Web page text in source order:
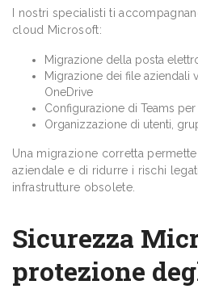
I nostri specialisti ti
cloud Microsoft:
Migrazione della posta
Migrazione dei file aziendali
OneDrive
Configurazione di Teams
Organizzazione di utenti,
Una migrazione corretta
aziendale e di ridurre i rischi
infrastrutture obsolete.
Sicurezza
protezione